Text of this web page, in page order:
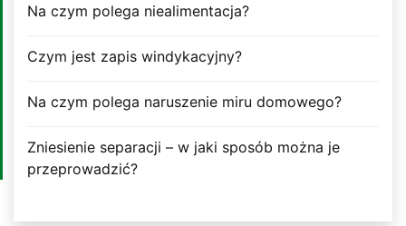
Na czym polega niealimentacja?
Czym jest zapis windykacyjny?
Na czym polega naruszenie miru domowego?
Zniesienie separacji – w jaki sposób można je
przeprowadzić?